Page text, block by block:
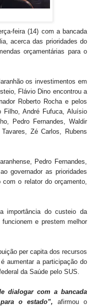
feira (14) com a bancada
acerca das prioridades do
orçamentárias para o
os investimentos em
Flávio Dino encontrou a
Roberto Rocha e pelos
Filho, André Fufuca, Aluísio
Pedro Fernandes, Waldir
Zé Carlos, Rubens
Pedro Fernandes,
governador as prioridades
o relator do orçamento,
importância do custeio da
e prestem melhor
per capita dos recursos
aumentar a participação do
da Saúde pelo SUS.
dialogar com a bancada
para o estado”,afirmou o